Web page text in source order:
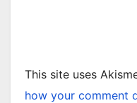
This site uses
how your comment